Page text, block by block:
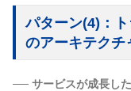
パターン(4)：
のアーキテクチ
── サービスが成長し